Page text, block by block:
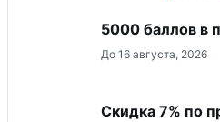
5000 баллов в
До 16 августа, 2026
Скидка 7% по